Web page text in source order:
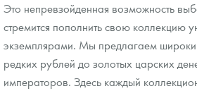
Это непревзойденная возможность
стремится пополнить свою коллекцию
экземплярами. Мы предлагаем
редких рублей до золотых царских
императоров. Здесь каждый